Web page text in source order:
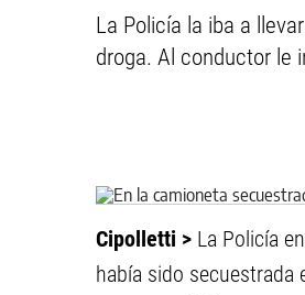
La Policía la iba a
droga. Al conductor le
Cipolletti > La Policía
había sido secuestrada